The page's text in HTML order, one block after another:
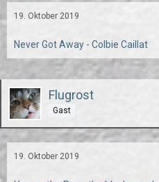
19. Oktober 2019
Never Got Away - Colbie Caillat
Flugrost
Gast
19. Oktober 2019